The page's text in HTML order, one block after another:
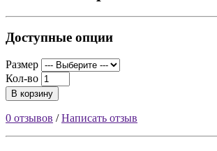
Доступные опции
Размер
Кол-во
В корзину
0 отзывов /Написать отзыв